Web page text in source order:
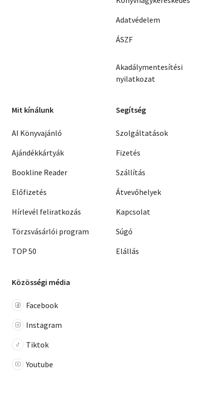
Adatvédelem
ÁSZF
Akadálymentesítési
nyilatkozat
Mit kínálunk
AI Könyvajánló
Ajándékkártyák
Bookline Reader
Előfizetés
Hírlevél feliratkozás
Törzsvásárlói program
TOP 50
Segítség
Szolgáltatások
Fizetés
Szállítás
Átvevőhelyek
Kapcsolat
Súgó
Elállás
Közösségi média
Facebook
Instagram
Tiktok
Youtube